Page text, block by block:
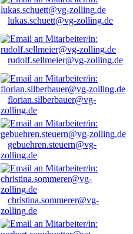
lukas.schuett@vg-zolling.de
rudolf.sellmeier@vg-zolling.de
florian.silberbauer@vg-
zolling.de
gebuehren.steuern@vg-
zolling.de
christina.sommerer@vg-
zolling.de